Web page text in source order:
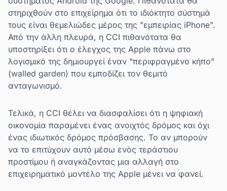
στηριχθούν στο επιχείρημα ότι το ιδιόκτητο σύστημά
τους είναι θεμελιώδες μέρος της "εμπειρίας iPhone".
Από την άλλη πλευρά, η CCI πιθανότατα θα
υποστηρίξει ότι ο έλεγχος της Apple πάνω στο
λογισμικό της δημιουργεί έναν "περιφραγμένο κήπο"
(walled garden) που εμποδίζει τον θεμιτό
ανταγωνισμό.
Τελικά, η CCI θέλει να διασφαλίσει ότι η ψηφιακή
οικονομία παραμένει ένας ανοιχτός δρόμος και όχι
ένας ιδιωτικός δρόμος πρόσβασης. Το αν μπορούν
να το επιτύχουν αυτό μέσω ενός τεράστιου
προστίμου ή αναγκάζοντας μια αλλαγή στο
επιχειρηματικό μοντέλο της Apple μένει να φανεί.